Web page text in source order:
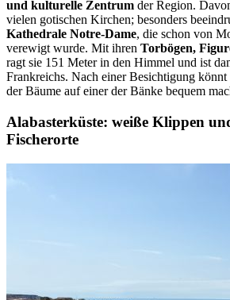
und kulturelle Zentrum der Region.
vielen gotischen Kirchen; besonders
Kathedrale Notre-Dame, die schon von
verewigt wurde. Mit ihren Torbögen,
ragt sie 151 Meter in den Himmel und ist
Frankreichs. Nach einer Besichtigung könnt
der Bäume auf einer der Bänke bequem
Alabasterküste: weiße Klippen
Fischerorte